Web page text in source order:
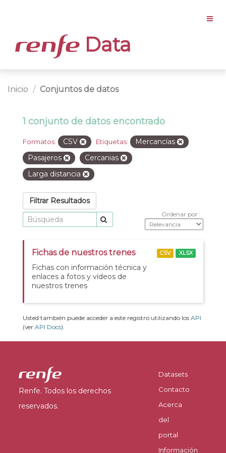
Data
Inicio Conjuntos de datos
1 conjunto de datos encontrado
Formatos: CSV Etiquetas:
Mercancías
Pasajeros
Cercanias
Larga distancia
Filtrar Resultados
Ordenar por
Fichas de nuestros trenes
Fichas con información técnica y
enlaces a fotos y vídeos de
nuestros trenes
CSV XLSX
Usted también puede acceder a este registro utilizando los API
(ver API Docs).
Renfe. Todos los derechos
reservados.
Datasets
Contacto
Acerca
del
portal
Información